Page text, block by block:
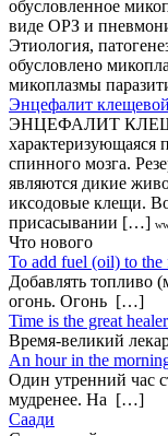
обусловленное
виде ОРЗ и
Этиология,
обусловлено
микоплазмы
Энцефалит клещевой
ЭНЦЕФАЛИТ
характеризующаяся
спинного мозга.
являются дикие
иксодовые клещи.
присасывании […]
Что нового
То add fuel (oil) to the
Добавлять топливо
огонь. Огонь […]
Time is the great healer
Время-великий
An hour in the
Один утренний час
мудренее. На […]
Саади